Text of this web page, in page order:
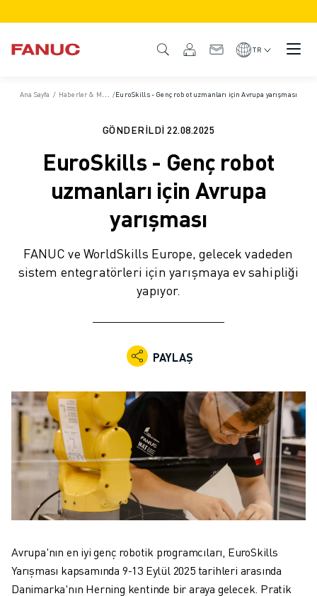
ÜRÜNE GENEL BAKIŞ
CNC FONKSIYONLARI/SEÇENEKLERI
SİMÜLASYON - DIJITAL İKIZ ÇÖZÜMLERI
CNC SÜRDÜRÜLEBILIRLIK
EĞITIM AMAÇLI CNC ÜRÜNLERI
RETROFIT ÇÖZÜMLERI
GELIŞMIŞ CNC MODELLERI
ENDÜSTRIYEL ROBOTLAR
ROBOT AKSESUARLARI
ROBOT YAZILIMI
SIMÜLASYON YAZILIMI
EĞITIM AMAÇLI ROBOTIK ÜRÜNLERI
ROBOT OTOMASYONU
ARK KAYNAK ROBOTLARI
EKLEMLI ROBOTLAR
M-900 SERISI
DELTA ROBOTLAR
GIDA VE TEMIZ ODA ROBOTLARI
TR
Ana Sayfa / Haberler & Medya /EuroSkills - Genç robot uzmanları için Avrupa yarışması
GÖNDERILDI 22.08.2025
EuroSkills - Genç robot
uzmanları için Avrupa
yarışması
FANUC ve WorldSkills Europe, gelecek vadeden
sistem entegratörleri için yarışmaya ev sahipliği
yapıyor.
PAYLAŞ
Avrupa'nın en iyi genç robotik programcıları, EuroSkills
Yarışması kapsamında 9-13 Eylül 2025 tarihleri arasında
Danimarka'nın Herning kentinde bir araya gelecek. Pratik